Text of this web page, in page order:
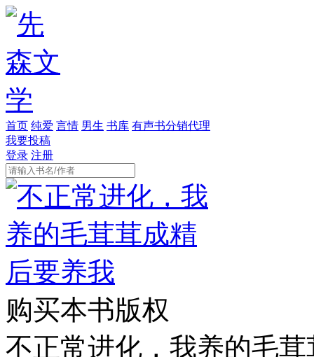
首页 纯爱 言情 男生 书库 有声书分销代理
我要投稿
登录 注册
购买本书版权
不正常进化，我养的毛